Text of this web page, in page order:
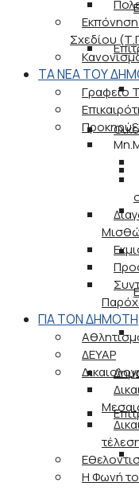
Σχεδίου
ΤΑ ΝΕΑ ΤΟΥ
Γραφείο
ΓΙΑ ΤΟΝ ΔΗΜΟΤΗ
ΔΕΥΑΡ
Η Φωνή